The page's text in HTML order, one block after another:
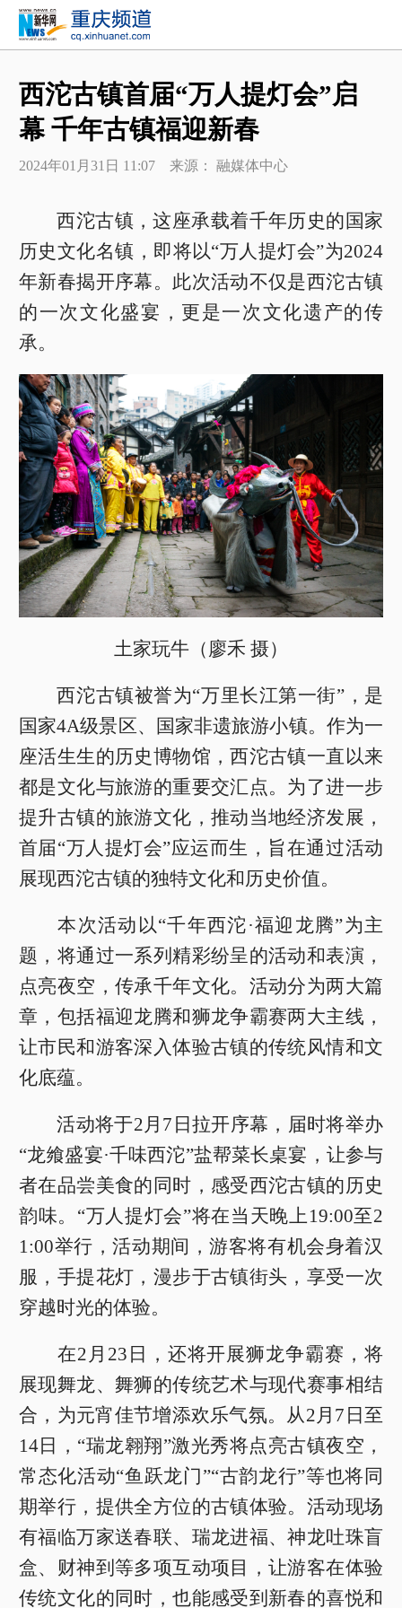
西沱古镇首届“万人提灯会”启
幕 千年古镇福迎新春
2024年01月31日 11:07 来源： 融媒体中心
西沱古镇，这座承载着千年历史的国家
历史文化名镇，即将以“万人提灯会”为2024
年新春揭开序幕。此次活动不仅是西沱古镇
的一次文化盛宴，更是一次文化遗产的传
承。
土家玩牛（廖禾 摄）
西沱古镇被誉为“万里长江第一街”，是
国家4A级景区、国家非遗旅游小镇。作为一
座活生生的历史博物馆，西沱古镇一直以来
都是文化与旅游的重要交汇点。为了进一步
提升古镇的旅游文化，推动当地经济发展，
首届“万人提灯会”应运而生，旨在通过活动
展现西沱古镇的独特文化和历史价值。
本次活动以“千年西沱·福迎龙腾”为主
题，将通过一系列精彩纷呈的活动和表演，
点亮夜空，传承千年文化。活动分为两大篇
章，包括福迎龙腾和狮龙争霸赛两大主线，
让市民和游客深入体验古镇的传统风情和文
化底蕴。
活动将于2月7日拉开序幕，届时将举办
“龙飨盛宴·千味西沱”盐帮菜长桌宴，让参与
者在品尝美食的同时，感受西沱古镇的历史
韵味。“万人提灯会”将在当天晚上19:00至2
1:00举行，活动期间，游客将有机会身着汉
服，手提花灯，漫步于古镇街头，享受一次
穿越时光的体验。
在2月23日，还将开展狮龙争霸赛，将
展现舞龙、舞狮的传统艺术与现代赛事相结
合，为元宵佳节增添欢乐气氛。从2月7日至
14日，“瑞龙翱翔”激光秀将点亮古镇夜空，
常态化活动“鱼跃龙门”“古韵龙行”等也将同
期举行，提供全方位的古镇体验。活动现场
有福临万家送春联、瑞龙进福、神龙吐珠盲
盒、财神到等多项互动项目，让游客在体验
传统文化的同时，也能感受到新春的喜悦和